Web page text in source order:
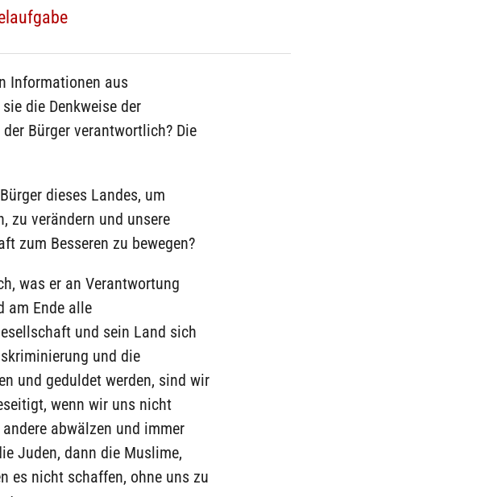
Informationen aus
die Denkweise der
Bürger verantwortlich? Die
dieses Landes, um
zu verändern und unsere
zum Besseren zu bewegen?
was er an Verantwortung
am Ende alle
und sein Land sich
und die
und geduldet werden, sind wir
wenn wir uns nicht
abwälzen und immer
Juden, dann die Muslime,
es nicht schaffen, ohne uns zu